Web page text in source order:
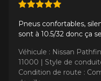
Pneus confortables,
sont à 10.5/32 donc ça
Véhicule : Nissan
11000 | Style de
Condition de route :